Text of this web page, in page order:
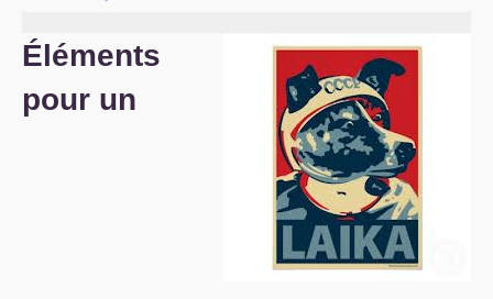
Comprendre...
Éléments
pour un